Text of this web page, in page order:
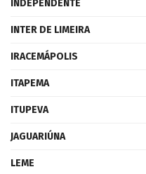
INDEPENDENTE
INTER DE LIMEIRA
IRACEMÁPOLIS
ITAPEMA
ITUPEVA
JAGUARIÚNA
LEME